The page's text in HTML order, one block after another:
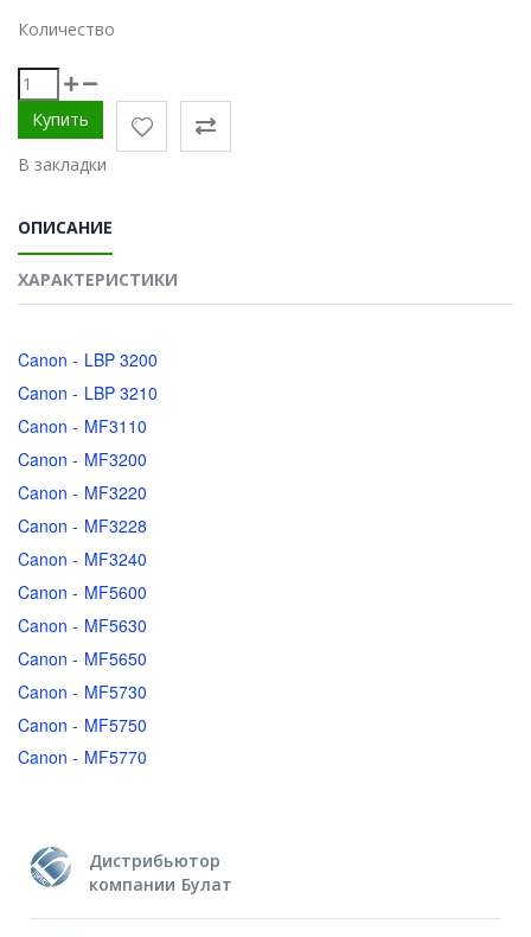
Количество
В закладки
ОПИСАНИЕ
ХАРАКТЕРИСТИКИ
Canon - LBP 3200
Canon - LBP 3210
Canon - MF3110
Canon - MF3200
Canon - MF3220
Canon - MF3228
Canon - MF3240
Canon - MF5600
Canon - MF5630
Canon - MF5650
Canon - MF5730
Canon - MF5750
Canon - MF5770
Дистрибьютор
компании Булат